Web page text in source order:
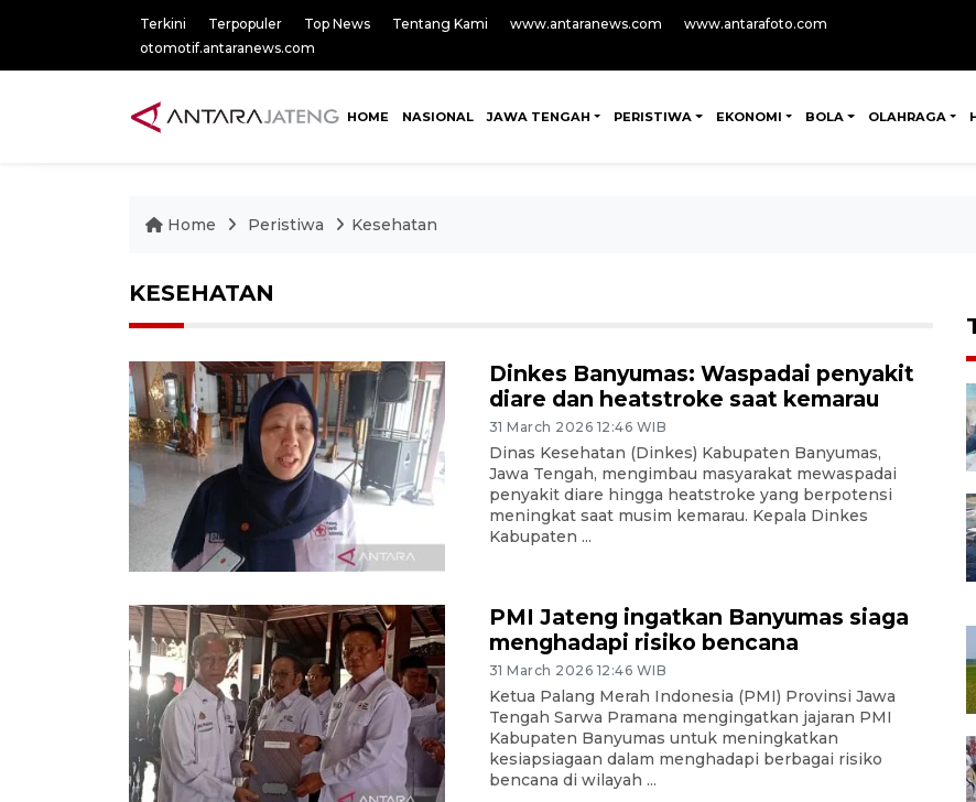
Terkini Terpopuler Top News Tentang Kami www.antaranews.com
www.antarafoto.com
otomotif.antaranews.com
HOME NASIONAL JAWA TENGAH PERISTIWA EKONOMI BOLA OLAHRAGA
Home Peristiwa Kesehatan
KESEHATAN
Dinkes Banyumas: Waspadai penyakit
diare dan heatstroke saat kemarau
31 March 2026 12:46 WIB
Dinas Kesehatan (Dinkes) Kabupaten Banyumas,
Jawa Tengah, mengimbau masyarakat mewaspadai
penyakit diare hingga heatstroke yang berpotensi
meningkat saat musim kemarau. Kepala Dinkes
Kabupaten ...
PMI Jateng ingatkan Banyumas siaga
menghadapi risiko bencana
31 March 2026 12:46 WIB
Ketua Palang Merah Indonesia (PMI) Provinsi Jawa
Tengah Sarwa Pramana mengingatkan jajaran PMI
Kabupaten Banyumas untuk meningkatkan
kesiapsiagaan dalam menghadapi berbagai risiko
bencana di wilayah ...